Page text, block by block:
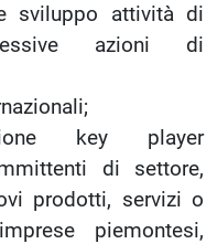
sviluppo attività di
azioni di
key player
di settore,
prodotti, servizi o
piemontesi,